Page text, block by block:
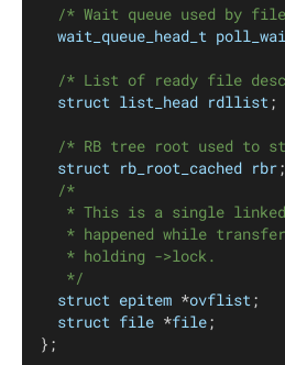
/* Wait queue used by
wait_queue_head_t
/* List of ready file
struct list_head rdllist;
/* RB tree root used to
struct rb_root_cached rbr;
/*
* This is a single
* happened while
	 * holding ->lock.
	 */
struct epitem *ovflist;
struct file *file;
};